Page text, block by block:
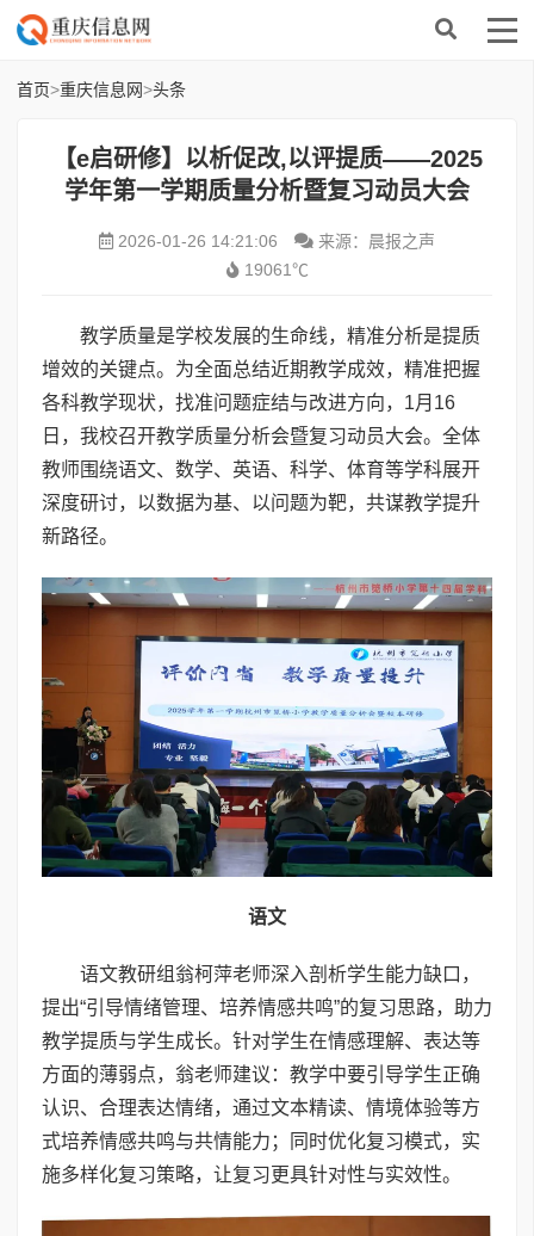
首页>重庆信息网>头条
【e启研修】以析促改,以评提质——2025
学年第一学期质量分析暨复习动员大会
2026-01-26 14:21:06
来源：晨报之声
19061℃
教学质量是学校发展的生命线，精准分析是提质
增效的关键点。为全面总结近期教学成效，精准把握
各科教学现状，找准问题症结与改进方向，1月16
日，我校召开教学质量分析会暨复习动员大会。全体
教师围绕语文、数学、英语、科学、体育等学科展开
深度研讨，以数据为基、以问题为靶，共谋教学提升
新路径。
语文
语文教研组翁柯萍老师深入剖析学生能力缺口，
提出“引导情绪管理、培养情感共鸣”的复习思路，助力
教学提质与学生成长。针对学生在情感理解、表达等
方面的薄弱点，翁老师建议：教学中要引导学生正确
认识、合理表达情绪，通过文本精读、情境体验等方
式培养情感共鸣与共情能力；同时优化复习模式，实
施多样化复习策略，让复习更具针对性与实效性。